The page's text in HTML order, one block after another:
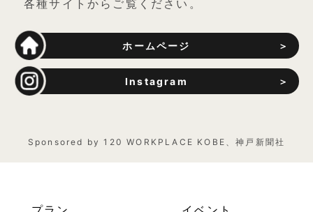
各種サイトからご覧ください。
ホームページ
Instagram
Sponsored by 120 WORKPLACE KOBE、神戸新聞社